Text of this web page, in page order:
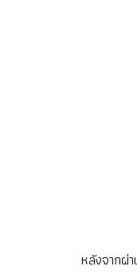
หลังจากผ่